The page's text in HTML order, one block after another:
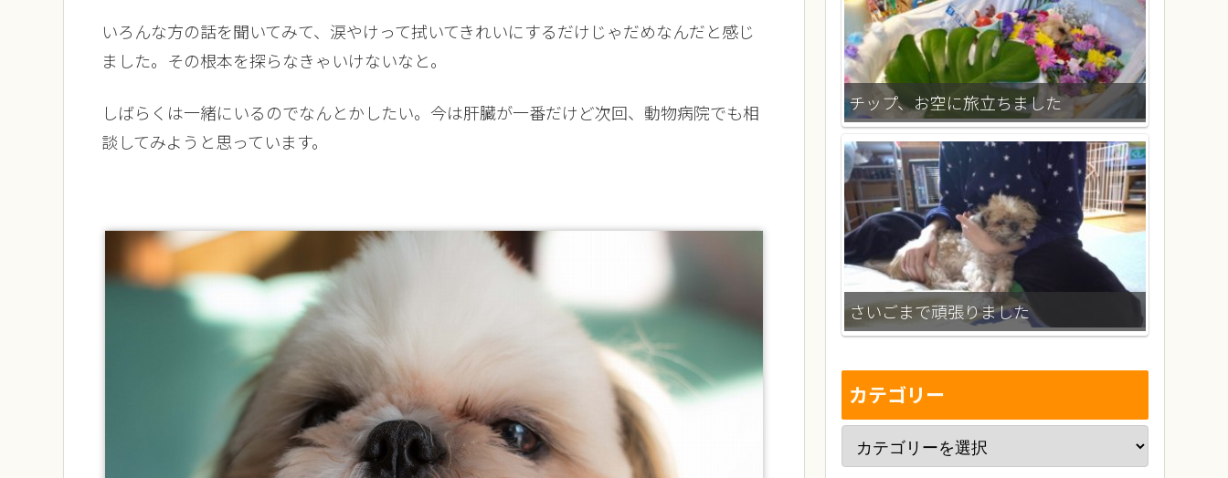
いろんな方の話を聞いてみて、 涙やけって拭いてきれいにするだけじゃだめなんだと感じ
ました。その根本を探らなきゃいけないなと。
しばらくは一緒にいるのでなんとかしたい。今は肝臓が一番だけど次回、動物病院でも相
談してみようと思っています。
チップ、お空に旅立ちました
さいごまで頑張りました
カテゴリー